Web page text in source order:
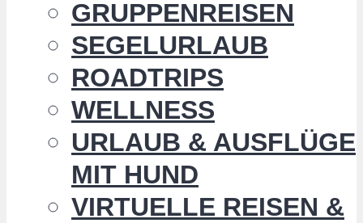
GRUPPENREISEN
SEGELURLAUB
ROADTRIPS
WELLNESS
URLAUB & AUSFLÜGE
MIT HUND
VIRTUELLE REISEN &